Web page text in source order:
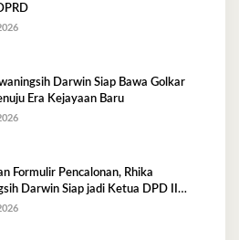
Darwin Siap Bawa Golkar
Era Kejayaan Baru
Formulir Pencalonan, Rhika
Darwin Siap jadi Ketua DPD II